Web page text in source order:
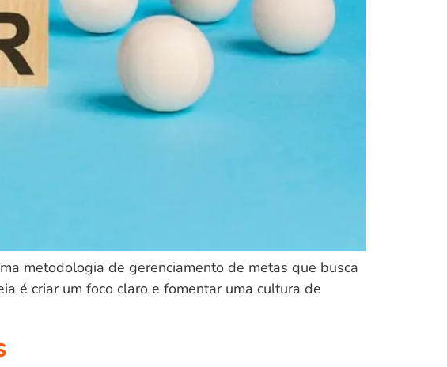
metodologia de gerenciamento de metas que busca
é criar um foco claro e fomentar uma cultura de